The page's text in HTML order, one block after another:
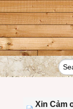
Xin Cảm